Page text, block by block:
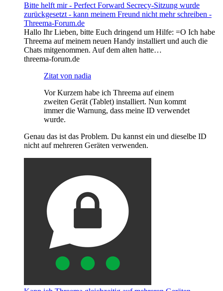
Bitte helft mir - Perfect Forward Secrecy-Sitzung wurde
zurückgesetzt - kann meinem Freund nicht mehr schreiben -
Threema-Forum.de
Hallo Ihr Lieben, bitte Euch dringend um Hilfe: =O Ich habe
Threema auf meinem neuen Handy installiert und auch die
Chats mitgenommen. Auf dem alten hatte…
threema-forum.de
Zitat von nadia
Vor Kurzem habe ich Threema auf einem
zweiten Gerät (Tablet) installiert. Nun kommt
immer die Warnung, dass meine ID verwendet
wurde.
Genau das ist das Problem. Du kannst ein und dieselbe ID
nicht auf mehreren Geräten verwenden.